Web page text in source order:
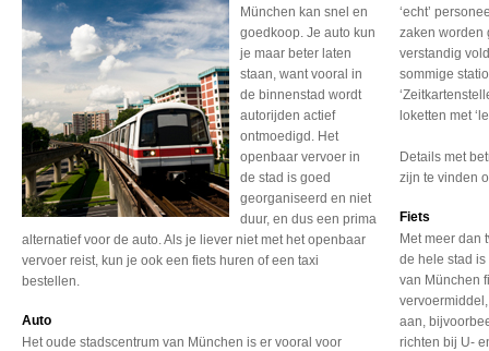
München kan snel en
goedkoop. Je auto kun
je maar beter laten
staan, want vooral in
de binnenstad wordt
autorijden actief
ontmoedigd. Het
openbaar vervoer in
de stad is goed
georganiseerd en niet
duur, en dus een prima
alternatief voor de auto. Als je liever niet met het openbaar
vervoer reist, kun je ook een fiets huren of een taxi
bestellen.
Auto
Het oude stadscentrum van München is er vooral voor
‘echt’
zaken worden
verstandig
sommige
loketten met
Details met
zijn te vinden
Fiets
Met meer dan
de hele stad
van München
aan,
richten bij U-